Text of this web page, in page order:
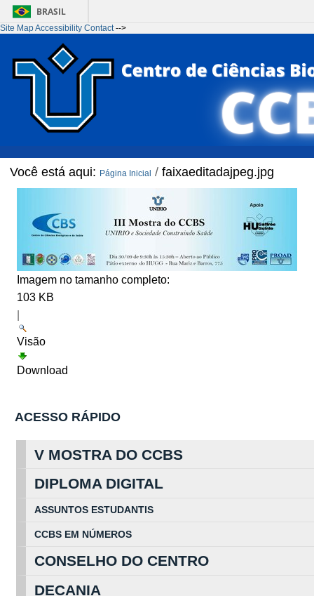
BRASIL
Ir para o conteúdo
Site MapAccessibility Contact-->
Você está aqui: Página Inicial /faixaeditadajpeg.jpg
Imagem no tamanho completo:
103 KB
Visão
Download
ACESSO RÁPIDO
V MOSTRA DO CCBS
DIPLOMA DIGITAL
ASSUNTOS ESTUDANTIS
CCBS EM NÚMEROS
CONSELHO DO CENTRO
DECANIA